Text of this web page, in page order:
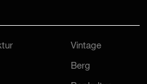
Vintage
Berg